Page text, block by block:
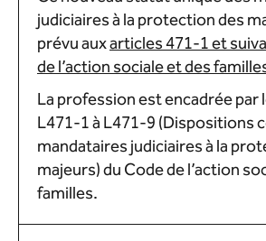
judiciaires à la protection des
prévu auxarticles 471-1 et
de l’action sociale et des
La profession est encadrée par
L471-1 à L471-9 (Dispositions
mandataires judiciaires à la
majeurs) du Code de l’action
familles.